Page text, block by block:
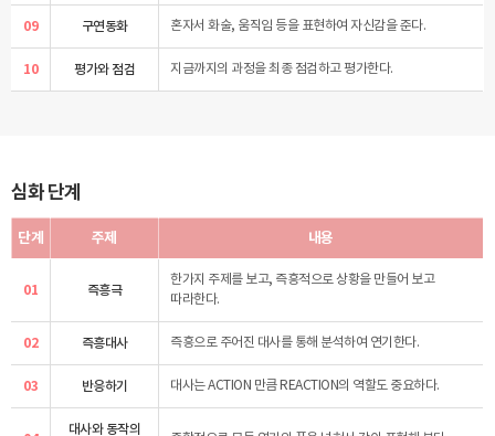
09 구연동화 혼자서 화술, 움직임 등을 표현하여 자신감을 준다.
10 평가와 점검 지금까지의 과정을 최종 점검하고 평가한다.
심화 단계
단계 주제 내용
01 즉흥극
한가지 주제를 보고, 즉흥적으로 상황을 만들어 보고
따라한다.
02 즉흥대사 즉흥으로 주어진 대사를 통해 분석하여 연기한다.
03 반응하기 대사는 ACTION 만큼 REACTION의 역할도 중요하다.
대사와 동작의